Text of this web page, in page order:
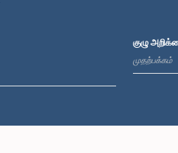
குழு
முதற்பக்கம்